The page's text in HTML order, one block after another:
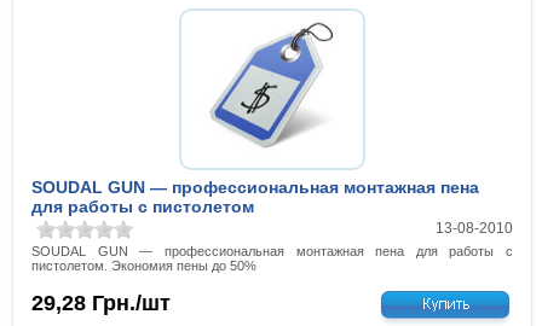
SOUDAL GUN — профессиональная монтажная пена
для работы с пистолетом
13-08-2010
SOUDAL GUN — профессиональная монтажная пена для работы с
пистолетом. Экономия пены до 50%
29,28 Грн./шт